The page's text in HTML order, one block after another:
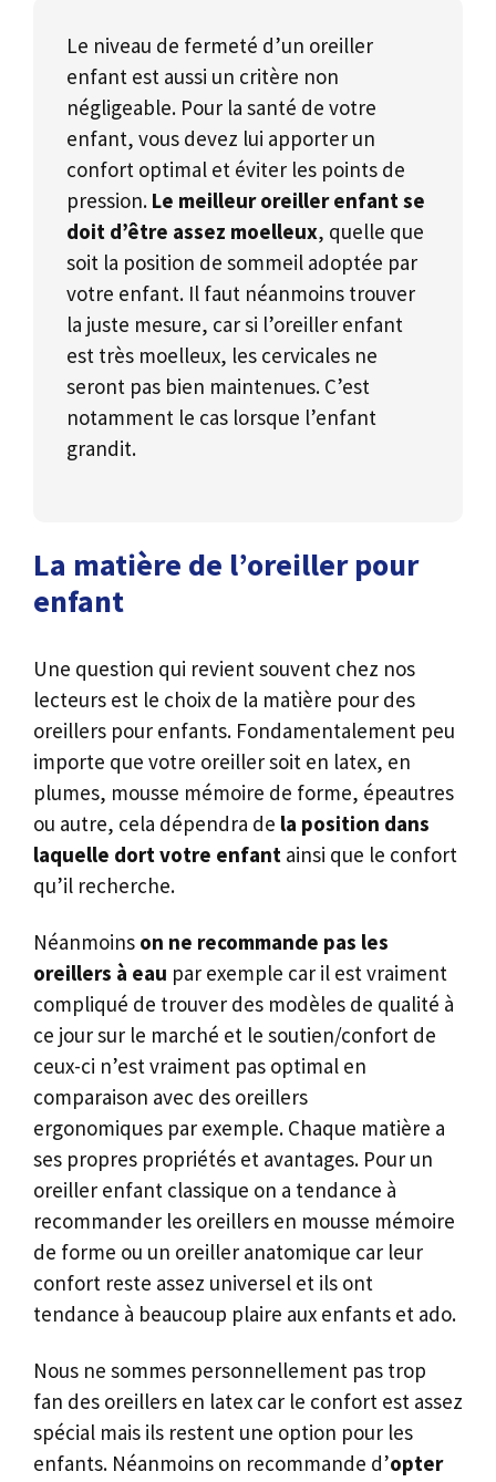
Le niveau de fermeté d’un oreiller
enfant est aussi un critère non
négligeable. Pour la santé de votre
enfant, vous devez lui apporter un
confort optimal et éviter les points de
pression. Le meilleur oreiller enfant se
doit d’être assez moelleux, quelle que
soit la position de sommeil adoptée par
votre enfant. Il faut néanmoins trouver
la juste mesure, car si l’oreiller enfant
est très moelleux, les cervicales ne
seront pas bien maintenues. C’est
notamment le cas lorsque l’enfant
grandit.
La matière de l’oreiller pour
enfant
Une question qui revient souvent chez nos
lecteurs est le choix de la matière pour des
oreillers pour enfants. Fondamentalement peu
importe que votre oreiller soit en latex, en
plumes, mousse mémoire de forme, épeautres
ou autre, cela dépendra de la position dans
laquelle dort votre enfant ainsi que le confort
qu’il recherche.
Néanmoins on ne recommande pas les
oreillers à eau par exemple car il est vraiment
compliqué de trouver des modèles de qualité à
ce jour sur le marché et le soutien/confort de
ceux-ci n’est vraiment pas optimal en
comparaison avec des oreillers
ergonomiques par exemple. Chaque matière a
ses propres propriétés et avantages. Pour un
oreiller enfant classique on a tendance à
recommander les oreillers en mousse mémoire
de forme ou un oreiller anatomique car leur
confort reste assez universel et ils ont
tendance à beaucoup plaire aux enfants et ado.
Nous ne sommes personnellement pas trop
fan des oreillers en latex car le confort est assez
spécial mais ils restent une option pour les
enfants. Néanmoins on recommande d’opter